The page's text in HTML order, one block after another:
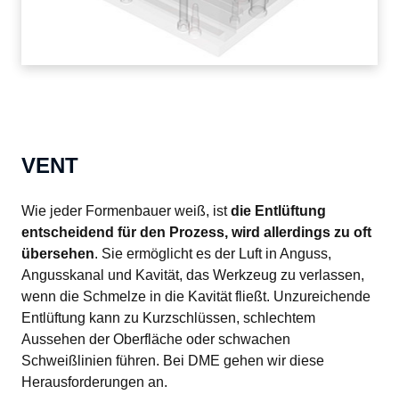
VENT
Wie jeder Formenbauer weiß, ist die Entlüftung
entscheidend für den Prozess, wird allerdings zu oft
übersehen. Sie ermöglicht es der Luft in Anguss,
Angusskanal und Kavität, das Werkzeug zu verlassen,
wenn die Schmelze in die Kavität fließt. Unzureichende
Entlüftung kann zu Kurzschlüssen, schlechtem
Aussehen der Oberfläche oder schwachen
Schweißlinien führen. Bei DME gehen wir diese
Herausforderungen an.